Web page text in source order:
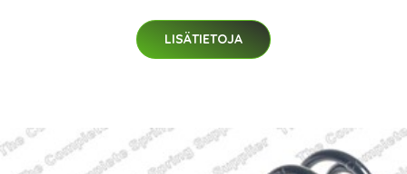
LISÄTIETOJA